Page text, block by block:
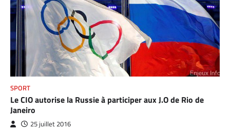
SPORT
Le CIO autorise la Russie à participer aux J.O de Rio de
Janeiro
25 juillet 2016